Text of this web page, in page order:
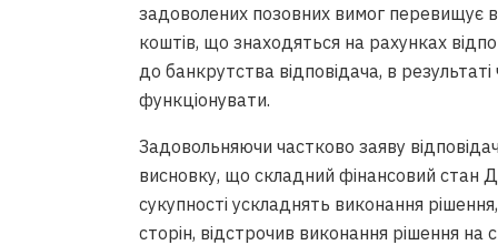
задоволених позовних вимог перевищує
коштів, що знаходяться на рахунках
до банкрутства відповідача, в
функціонувати.
Задовольняючи частково заяву
висновку, що складний фінансовий стан
сукупності ускладнять виконання
сторін, відстрочив виконання рішення на